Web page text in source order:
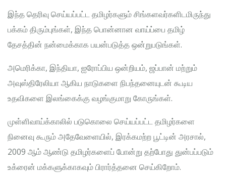
இந்த தெரிவு செய்யப்பட்ட தமிழர்களும் சிங்களவர்களிடமிருந்து
பக்கம் திரும்புங்கள், இந்த பொன்னான வாய்ப்பை தமிழ்
தேசத்தின் நன்மைக்காக பயன்படுத்த ஒன்றுபடுங்கள்.
அமெரிக்கா, இந்தியா, ஐரோப்பிய ஒன்றியம், ஜப்பான் மற்றும்
அவுஸ்திரேலியா ஆகிய நாடுகளை நிபந்தனையுடன் கூடிய
உதவிகளை இலங்கைக்கு வழங்குமாறு கோருங்கள்.
முள்ளிவாய்க்காலில் படுகொலை செய்யப்பட்ட தமிழர்களை
நினைவு கூரும் அதேவேளையில், இரக்கமற்ற பூட்டின் அரசால்,
2009 ஆம் ஆண்டு தமிழர்களைப் போன்று தற்போது துன்பப்படும்
உக்ரைன் மக்களுக்காகவும் பிரார்த்தனை செய்கிறோம்.